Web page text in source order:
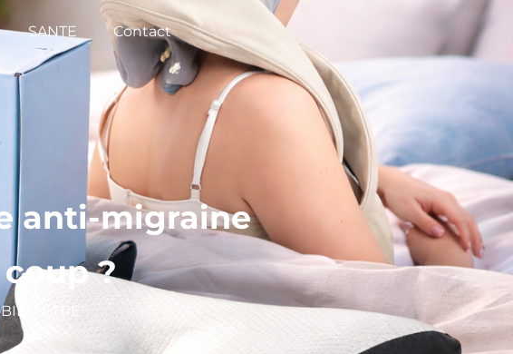
SANTE Contact
anti-migraine
?
BIEN ETRE